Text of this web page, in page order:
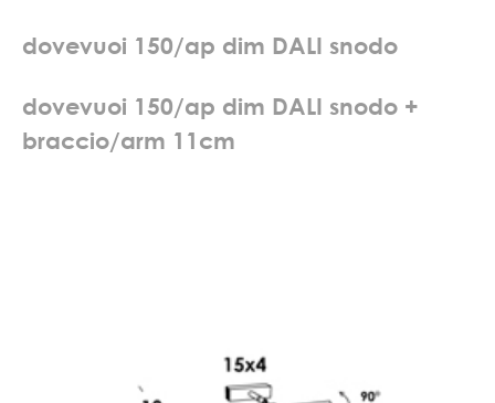
dovevuoi 150/ap dim DALI snodo
dovevuoi 150/ap dim DALI snodo +
braccio/arm 1 1cm